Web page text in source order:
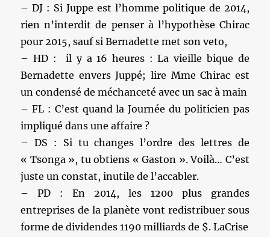
– DJ : Si Juppe est l’homme politique de 2014,
rien n’interdit de penser à l’hypothèse Chirac
pour 2015, sauf si Bernadette met son veto,
– HD : il y a 16 heures : La vieille bique de
Bernadette envers Juppé; lire Mme Chirac est
un condensé de méchanceté avec un sac à main
– FL : C’est quand la Journée du politicien pas
impliqué dans une affaire ?
– DS : Si tu changes l’ordre des lettres de
« Tsonga », tu obtiens « Gaston ». Voilà… C’est
juste un constat, inutile de l’accabler.
– PD : En 2014, les 1200 plus grandes
entreprises de la planète vont redistribuer sous
forme de dividendes 1190 milliards de $. LaCrise